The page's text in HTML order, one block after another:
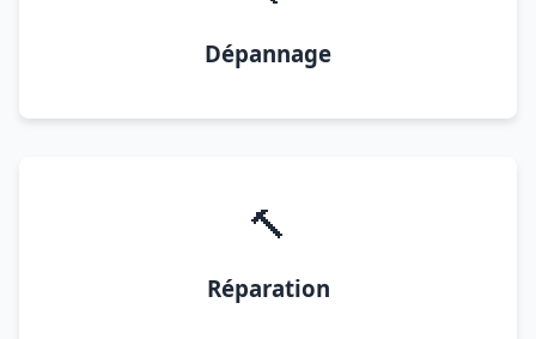
Dépannage
🔨
Réparation